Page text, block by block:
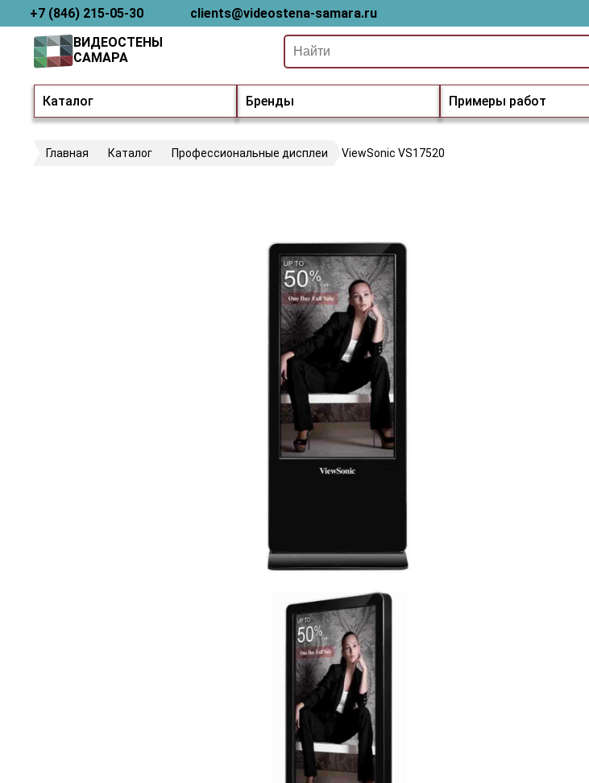
+7 (846) 215-05-30 clients@videostena-samara.ru
Каталог Бренды Примеры работ
ВИДЕОСТЕНЫ
САМАРА
Главная Каталог Профессиональные дисплеи ViewSonic VS17520